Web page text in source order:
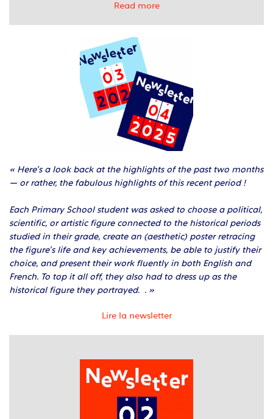
Read more
« Here’s a look back at the highlights of the past two months
— or rather, the fabulous highlights of this recent period !
Each Primary School student was asked to choose a political,
scientific, or artistic figure connected to the historical periods
studied in their grade, create an (aesthetic) poster retracing
the figure’s life and key achievements, be able to justify their
choice, and present their work fluently in both English and
French. To top it all off, they also had to dress up as the
historical figure they portrayed. . »
Lire la newsletter